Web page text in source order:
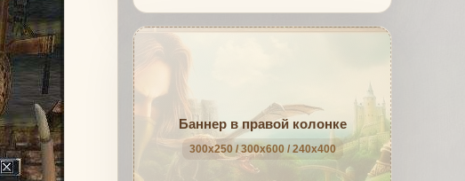
Баннер в правой колонке
300x250 / 300x600 / 240x400